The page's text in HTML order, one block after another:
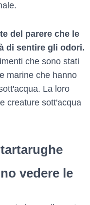
del parere che le
di sentire gli odori.
che sono stati
marine che hanno
La loro
creature sott'acqua
vedere le